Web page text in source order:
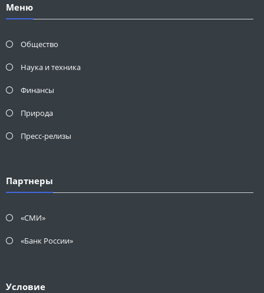
Меню
Общество
Наука и техника
Финансы
Природа
Пресс-релизы
Партнеры
«СМИ»
«Банк России»
Условие